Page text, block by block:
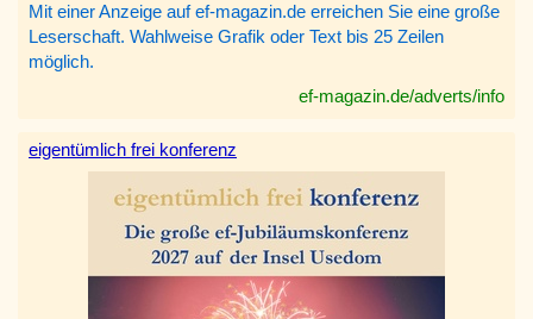
Mit einer Anzeige auf ef-magazin.de erreichen Sie eine große
Leserschaft. Wahlweise Grafik oder Text bis 25 Zeilen
möglich.
ef-magazin.de/adverts/info
eigentümlich frei konferenz